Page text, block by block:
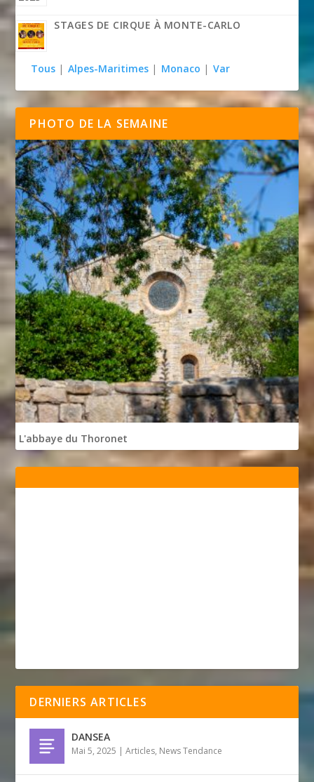
STAGES DE CIRQUE À MONTE-CARLO
Tous | Alpes-Maritimes | Monaco | Var
PHOTO DE LA SEMAINE
L'abbaye du Thoronet
DERNIERS ARTICLES
DANSEA
Mai 5, 2025 |Articles, News Tendance